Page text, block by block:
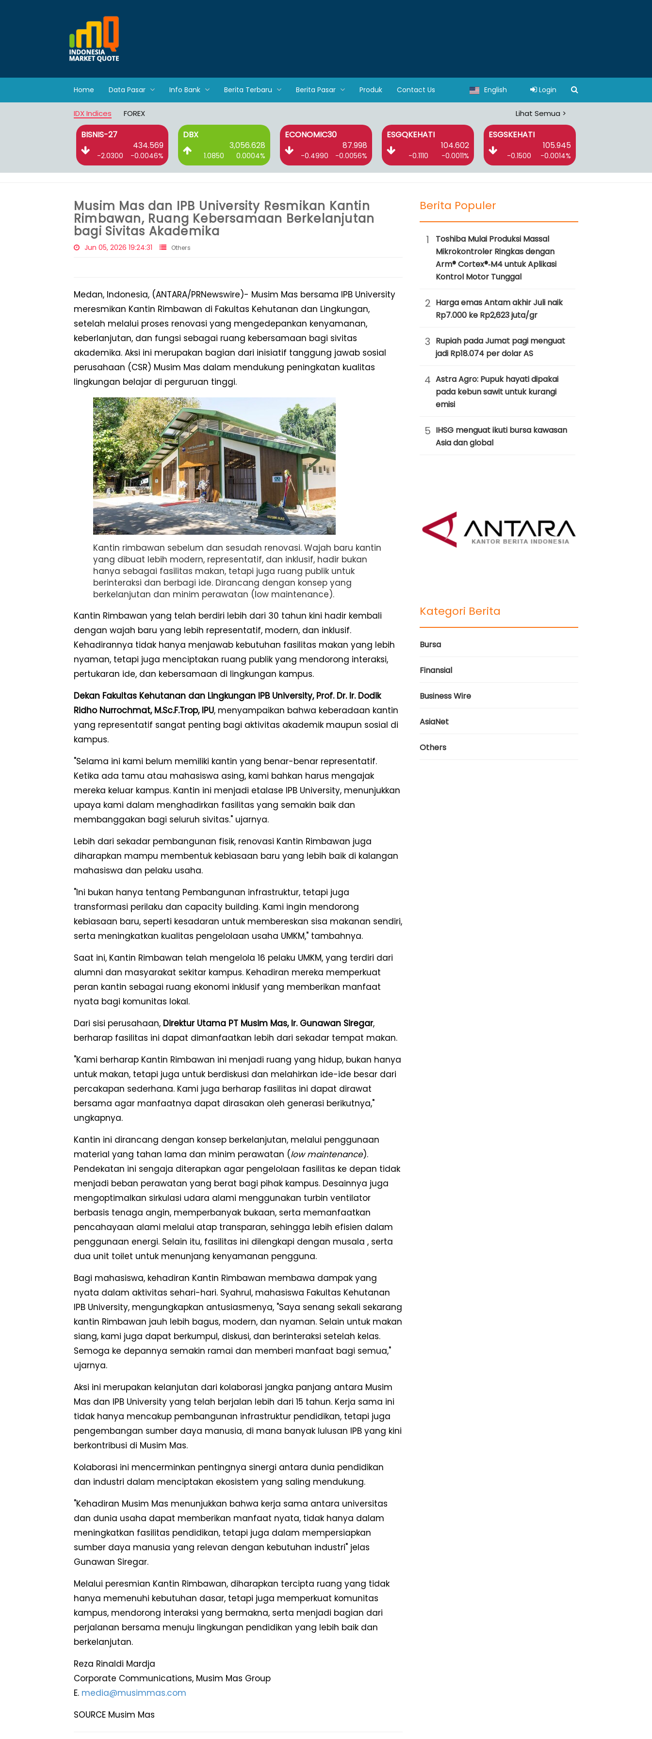
English Login
Home Data Pasar Info Bank Berita Terbaru Berita Pasar Produk Contact Us
IDX Indices FOREX Lihat Semua >
BISNIS-27
434.569
-2.0300 -0.0046%
DBX
3,056.628
1.0850 0.0004%
ECONOMIC30
87.998
-0.4990 -0.0056%
ESGQKEHATI
104.602
-0.1110 -0.0011%
ESGSKEHATI
105.945
-0.1500 -0.0014%
Musim Mas dan IPB University Resmikan Kantin
Rimbawan, Ruang Kebersamaan Berkelanjutan
bagi Sivitas Akademika
Jun 05, 2026 19:24:31 Others
Medan, Indonesia, (ANTARA/PRNewswire)- Musim Mas bersama IPB University
meresmikan Kantin Rimbawan di Fakultas Kehutanan dan Lingkungan,
setelah melalui proses renovasi yang mengedepankan kenyamanan,
keberlanjutan, dan fungsi sebagai ruang kebersamaan bagi sivitas
akademika. Aksi ini merupakan bagian dari inisiatif tanggung jawab sosial
perusahaan (CSR) Musim Mas dalam mendukung peningkatan kualitas
lingkungan belajar di perguruan tinggi.
Kantin rimbawan sebelum dan sesudah renovasi. Wajah baru kantin
yang dibuat lebih modern, representatif, dan inklusif, hadir bukan
hanya sebagai fasilitas makan, tetapi juga ruang publik untuk
berinteraksi dan berbagi ide. Dirancang dengan konsep yang
berkelanjutan dan minim perawatan (low maintenance).
Kantin Rimbawan yang telah berdiri lebih dari 30 tahun kini hadir kembali
dengan wajah baru yang lebih representatif, modern, dan inklusif.
Kehadirannya tidak hanya menjawab kebutuhan fasilitas makan yang lebih
nyaman, tetapi juga menciptakan ruang publik yang mendorong interaksi,
pertukaran ide, dan kebersamaan di lingkungan kampus.
Dekan Fakultas Kehutanan dan Lingkungan IPB University, Prof. Dr. Ir. Dodik
Ridho Nurrochmat, M.Sc.F.Trop, IPU, menyampaikan bahwa keberadaan kantin
yang representatif sangat penting bagi aktivitas akademik maupun sosial di
kampus.
"Selama ini kami belum memiliki kantin yang benar-benar representatif.
Ketika ada tamu atau mahasiswa asing, kami bahkan harus mengajak
mereka keluar kampus. Kantin ini menjadi etalase IPB University, menunjukkan
upaya kami dalam menghadirkan fasilitas yang semakin baik dan
membanggakan bagi seluruh sivitas." ujarnya.
Lebih dari sekadar pembangunan fisik, renovasi Kantin Rimbawan juga
diharapkan mampu membentuk kebiasaan baru yang lebih baik di kalangan
mahasiswa dan pelaku usaha.
"Ini bukan hanya tentang Pembangunan infrastruktur, tetapi juga
transformasi perilaku dan capacity building. Kami ingin mendorong
kebiasaan baru, seperti kesadaran untuk membereskan sisa makanan sendiri,
serta meningkatkan kualitas pengelolaan usaha UMKM," tambahnya.
Saat ini, Kantin Rimbawan telah mengelola 16 pelaku UMKM, yang terdiri dari
alumni dan masyarakat sekitar kampus. Kehadiran mereka memperkuat
peran kantin sebagai ruang ekonomi inklusif yang memberikan manfaat
nyata bagi komunitas lokal.
Dari sisi perusahaan, Direktur Utama PT Musim Mas, Ir. Gunawan Siregar,
berharap fasilitas ini dapat dimanfaatkan lebih dari sekadar tempat makan.
"Kami berharap Kantin Rimbawan ini menjadi ruang yang hidup, bukan hanya
untuk makan, tetapi juga untuk berdiskusi dan melahirkan ide-ide besar dari
percakapan sederhana. Kami juga berharap fasilitas ini dapat dirawat
bersama agar manfaatnya dapat dirasakan oleh generasi berikutnya,"
ungkapnya.
Kantin ini dirancang dengan konsep berkelanjutan, melalui penggunaan
material yang tahan lama dan minim perawatan (low maintenance).
Pendekatan ini sengaja diterapkan agar pengelolaan fasilitas ke depan tidak
menjadi beban perawatan yang berat bagi pihak kampus. Desainnya juga
mengoptimalkan sirkulasi udara alami menggunakan turbin ventilator
berbasis tenaga angin, memperbanyak bukaan, serta memanfaatkan
pencahayaan alami melalui atap transparan, sehingga lebih efisien dalam
penggunaan energi. Selain itu, fasilitas ini dilengkapi dengan musala , serta
dua unit toilet untuk menunjang kenyamanan pengguna.
Bagi mahasiswa, kehadiran Kantin Rimbawan membawa dampak yang
nyata dalam aktivitas sehari-hari. Syahrul, mahasiswa Fakultas Kehutanan
IPB University, mengungkapkan antusiasmenya, "Saya senang sekali sekarang
kantin Rimbawan jauh lebih bagus, modern, dan nyaman. Selain untuk makan
siang, kami juga dapat berkumpul, diskusi, dan berinteraksi setelah kelas.
Semoga ke depannya semakin ramai dan memberi manfaat bagi semua,"
ujarnya.
Aksi ini merupakan kelanjutan dari kolaborasi jangka panjang antara Musim
Mas dan IPB University yang telah berjalan lebih dari 15 tahun. Kerja sama ini
tidak hanya mencakup pembangunan infrastruktur pendidikan, tetapi juga
pengembangan sumber daya manusia, di mana banyak lulusan IPB yang kini
berkontribusi di Musim Mas.
Kolaborasi ini mencerminkan pentingnya sinergi antara dunia pendidikan
dan industri dalam menciptakan ekosistem yang saling mendukung.
"Kehadiran Musim Mas menunjukkan bahwa kerja sama antara universitas
dan dunia usaha dapat memberikan manfaat nyata, tidak hanya dalam
meningkatkan fasilitas pendidikan, tetapi juga dalam mempersiapkan
sumber daya manusia yang relevan dengan kebutuhan industri" jelas
Gunawan Siregar.
Melalui peresmian Kantin Rimbawan, diharapkan tercipta ruang yang tidak
hanya memenuhi kebutuhan dasar, tetapi juga memperkuat komunitas
kampus, mendorong interaksi yang bermakna, serta menjadi bagian dari
perjalanan bersama menuju lingkungan pendidikan yang lebih baik dan
berkelanjutan.
Reza Rinaldi Mardja
Corporate Communications, Musim Mas Group
E. media@musimmas.com
SOURCE Musim Mas
Berita Populer
1
Toshiba Mulai Produksi Massal
Mikrokontroler Ringkas dengan
Arm® Cortex®‑M4 untuk Aplikasi
Kontrol Motor Tunggal
2 Harga emas Antam akhir Juli naik
Rp7.000 ke Rp2,623 juta/gr
3 Rupiah pada Jumat pagi menguat
jadi Rp18.074 per dolar AS
4 Astra Agro: Pupuk hayati dipakai
pada kebun sawit untuk kurangi
emisi
5 IHSG menguat ikuti bursa kawasan
Asia dan global
Kategori Berita
Bursa
Finansial
Business Wire
AsiaNet
Others